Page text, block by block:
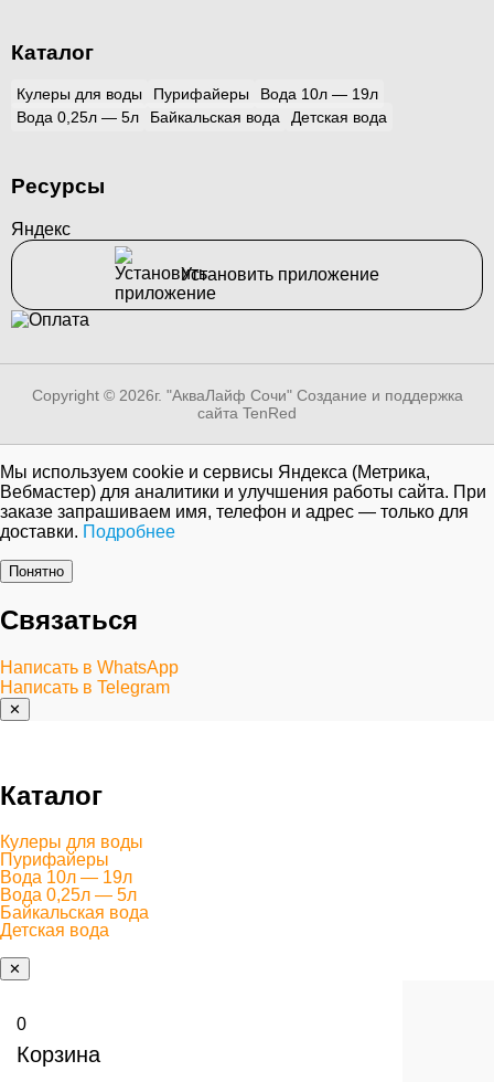
Каталог
Кулеры для воды Пурифайеры
Вода 10л — 19л
Вода 0,25л — 5л
Байкальская вода Детская вода
Ресурсы
Яндекс
Установить приложение
Copyright © 2026г. "АкваЛайф Сочи" Создание и поддержка
сайта TenRed
Мы используем cookie и сервисы Яндекса (Метрика,
Вебмастер) для аналитики и улучшения работы сайта. При
заказе запрашиваем имя, телефон и адрес — только для
доставки. Подробнее
Понятно
Связаться
Написать в WhatsApp
Написать в Telegram
✕
Каталог
Кулеры для воды
Пурифайеры
Вода 10л — 19л
Вода 0,25л — 5л
Байкальская вода
Детская вода
✕
0
Корзина